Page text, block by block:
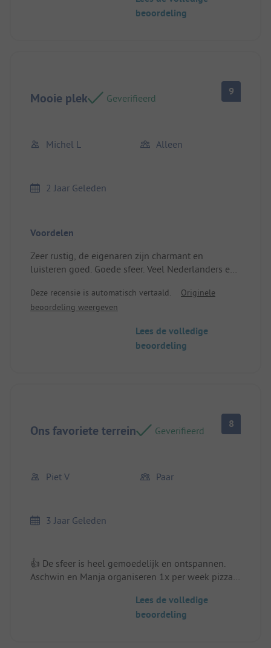
beoordeling
Mooie plek Geverifieerd
9
Michel L Alleen
2 Jaar Geleden
Voordelen
Zeer rustig, de eigenaren zijn charmant en
luisteren goed. Goede sfeer. Veel Nederlanders en
beter kunt begrijpen.
Er zijn zonnige en schaduwrijke plekken, bossen,
De sanitaire voorzieningen zijn zeer schoon. Dorp
Deze recensie is automatisch vertaald.
Originele
beoordeling weergeven
Lees de volledige
beoordeling
Ons favoriete terrein Geverifieerd
8
Piet V Paar
3 Jaar Geleden
👍 De sfeer is heel gemoedelijk en ontspannen.
Aschwin en Manja organiseren 1x per week pizza
Het hele park straalt sfeer en gemoedelijkheid uit
Lees de volledige
beoordeling